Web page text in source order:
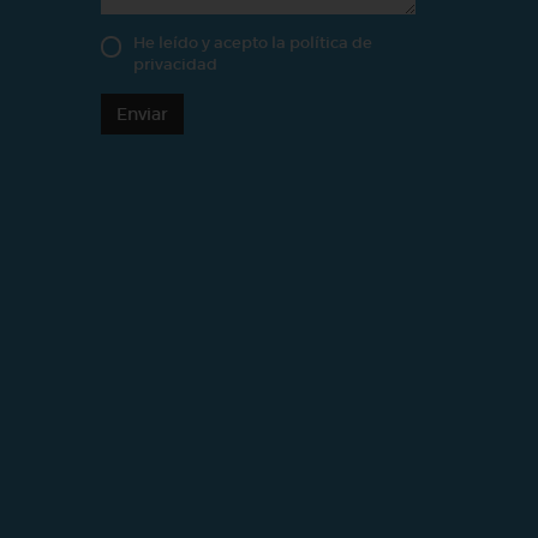
He leído y acepto la política de
privacidad
Enviar